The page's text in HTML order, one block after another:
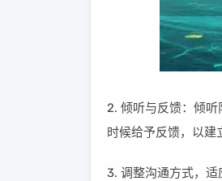
2. 倾听与反馈：倾
时候给予反馈，以建
3. 调整沟通方式，